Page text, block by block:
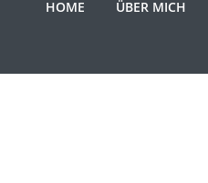
HOME ÜBER MICH